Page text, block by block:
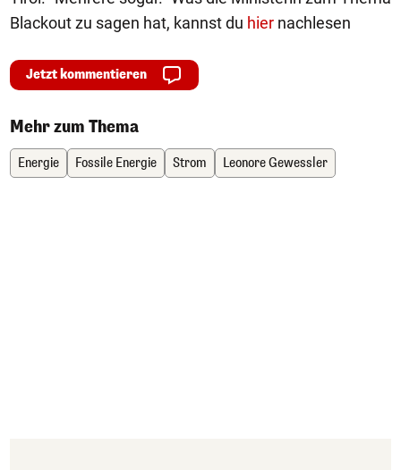
Blackout zu sagen hat, kannst du hier nachlesen
Jetzt kommentieren
Mehr zum Thema
Energie Fossile Energie Strom Leonore Gewessler